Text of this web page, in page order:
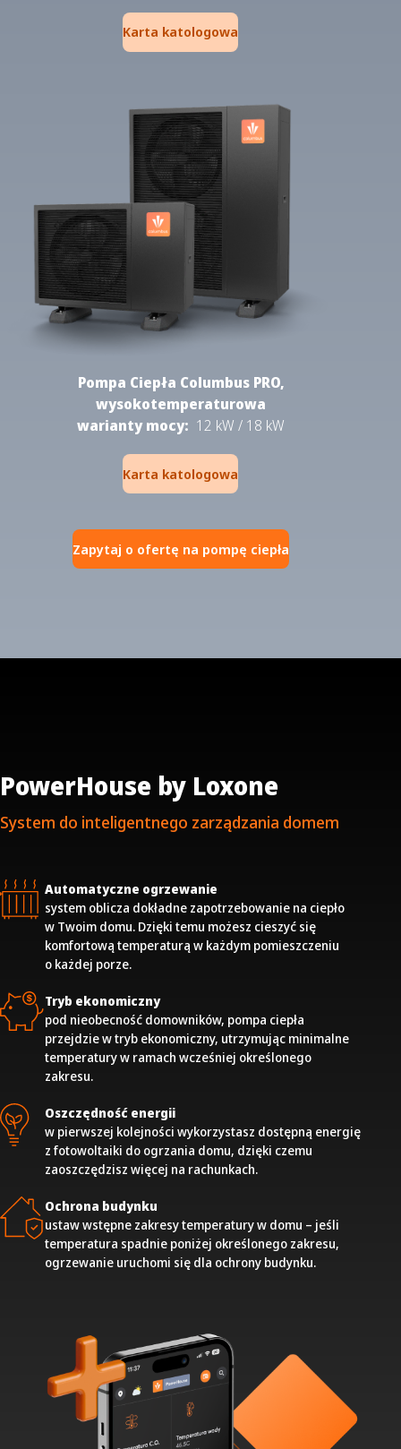
Karta katologowa
Pompa Ciepła Columbus PRO,
wysokotemperaturowa
warianty mocy: 12 kW / 18 kW
Karta katologowa
Zapytaj o ofertę na pompę ciepła
PowerHouse by Loxone
System do inteligentnego zarządzania domem
Automatyczne ogrzewanie
system oblicza dokładne zapotrzebowanie na ciepło
w Twoim domu. Dzięki temu możesz cieszyć się
komfortową temperaturą w każdym pomieszczeniu
o każdej porze.
Tryb ekonomiczny
pod nieobecność domowników, pompa ciepła
przejdzie w tryb ekonomiczny, utrzymując minimalne
temperatury w ramach wcześniej określonego
zakresu.
Oszczędność energii
w pierwszej kolejności wykorzystasz dostępną energię
z fotowoltaiki do ogrzania domu, dzięki czemu
zaoszczędzisz więcej na rachunkach.
Ochrona budynku
ustaw wstępne zakresy temperatury w domu – jeśli
temperatura spadnie poniżej określonego zakresu,
ogrzewanie uruchomi się dla ochrony budynku.